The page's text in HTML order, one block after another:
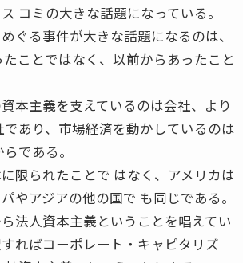
コミの大きな話題になっている。
ぐる事件が大きな話題になるのは、
ことではなく、以前からあったこと
本主義を支えているのは会社、より
あり、市場経済を動かしているのは
である。
限られたことで はなく、アメリカは
やアジアの他の国で も同じである。
法人資本主義ということを唱えてい
ればコーポレート・キャピタリズ